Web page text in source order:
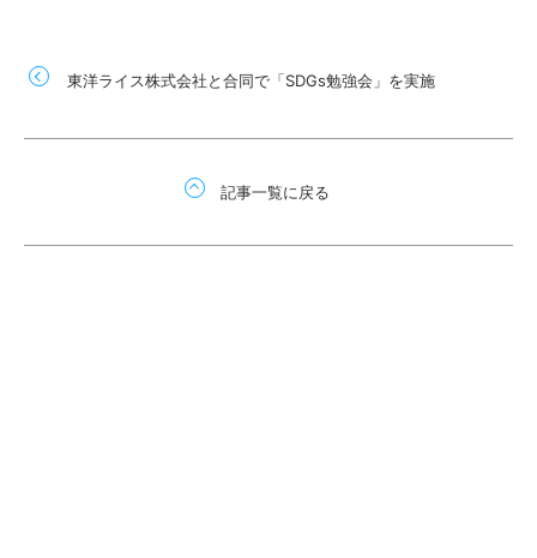
東洋ライス株式会社と合同で「SDGs勉強会」を実施
記事一覧に戻る